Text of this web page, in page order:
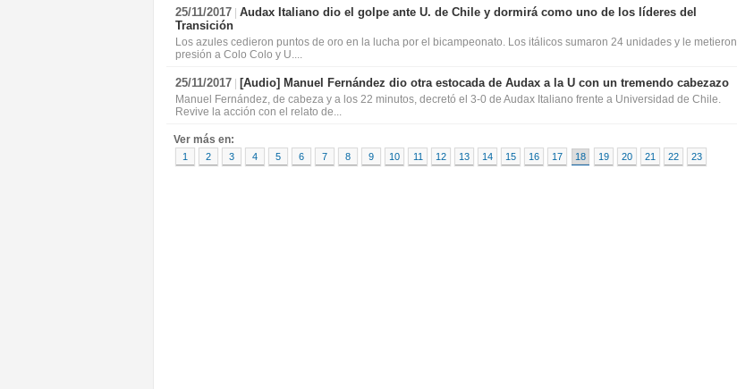
25/11/2017 Audax Italiano dio el golpe ante U. de Chile y dormirá como uno de los líderes del
Transición
Los azules cedieron puntos de oro en la lucha por el bicampeonato. Los itálicos sumaron 24 unidades y le metieron
presión a Colo Colo y U....
25/11/2017 [Audio] Manuel Fernández dio otra estocada de Audax a la U con un tremendo cabezazo
Manuel Fernández, de cabeza y a los 22 minutos, decretó el 3-0 de Audax Italiano frente a Universidad de Chile.
Revive la acción con el relato de...
Ver más en:
1 2 3 4 5 6 7 8 9 10 11 12 13 14 15 16 17 18 19 20 21 22 23